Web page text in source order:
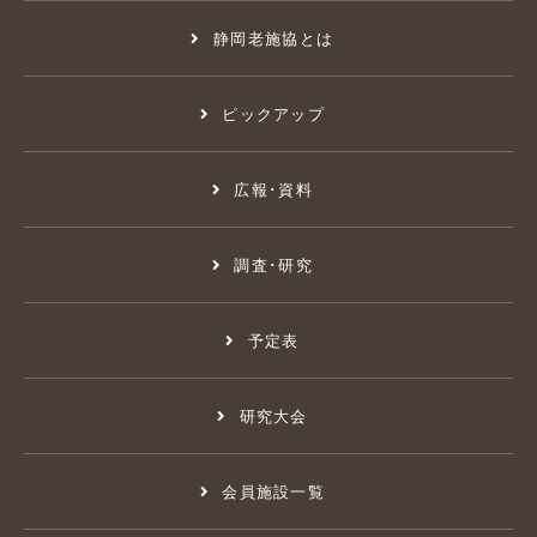
静岡老施協とは
ピックアップ
広報･資料
調査･研究
予定表
研究大会
会員施設一覧